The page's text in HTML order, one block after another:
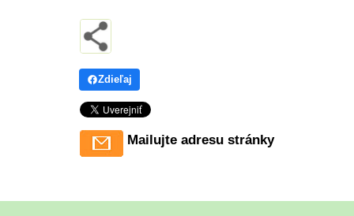
Zdieľaj
Mailujte adresu stránky